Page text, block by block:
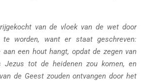
van de vloek van de wet door
worden, want er staat geschreven:
een hout hangt, opdat de zegen van
Jezus tot de heidenen zou komen, en
de Geest zouden ontvangen door het